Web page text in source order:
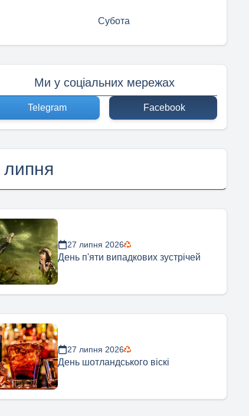
Субота
Ми у соціальних мережах
Telegram Facebook
липня
27 липня 2026
День п'яти випадкових зустрічей
27 липня 2026
День шотландського віскі